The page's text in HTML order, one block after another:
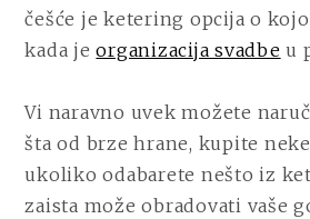
češće je ketering opcija o
kada jeorganizacija svadbe u
Vi naravno uvek možete
šta od brze hrane, kupite
ukoliko odabarete nešto iz
zaista može obradovati vaše